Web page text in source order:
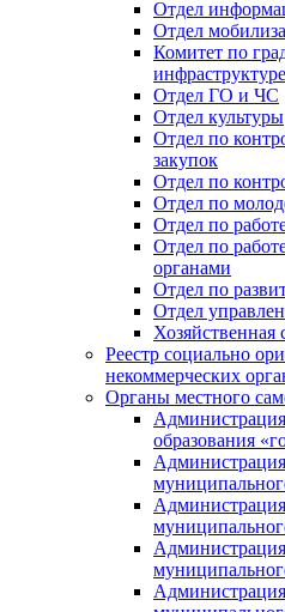
Отдел
Отдел
Комитет по
инфраструктуре
Отдел ГО и ЧС
Отдел культуры
Отдел по
закупок
Отдел по
Отдел по
Отдел по
Отдел по
органами
Отдел по
Отдел
Хозяйственная
Реестр социально
некоммерческих
Органы местного
образования